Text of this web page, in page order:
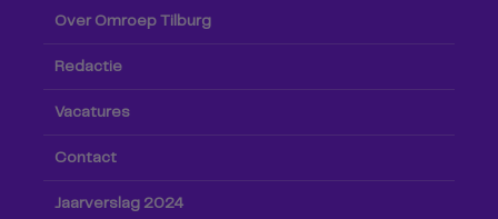
Over Omroep Tilburg
Redactie
Vacatures
Contact
Jaarverslag 2024